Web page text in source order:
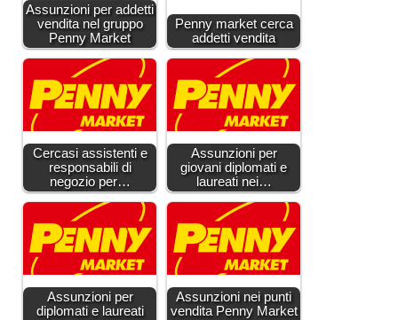
Assunzioni per addetti
vendita nel gruppo
Penny Market
Penny market cerca
addetti vendita
Cercasi assistenti e
responsabili di
negozio per…
Assunzioni per
giovani diplomati e
laureati nei…
Assunzioni per
diplomati e laureati
Assunzioni nei punti
vendita Penny Market